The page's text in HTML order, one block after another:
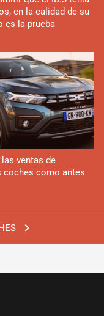
en la calidad de su
es la prueba
ventas de
coches como antes